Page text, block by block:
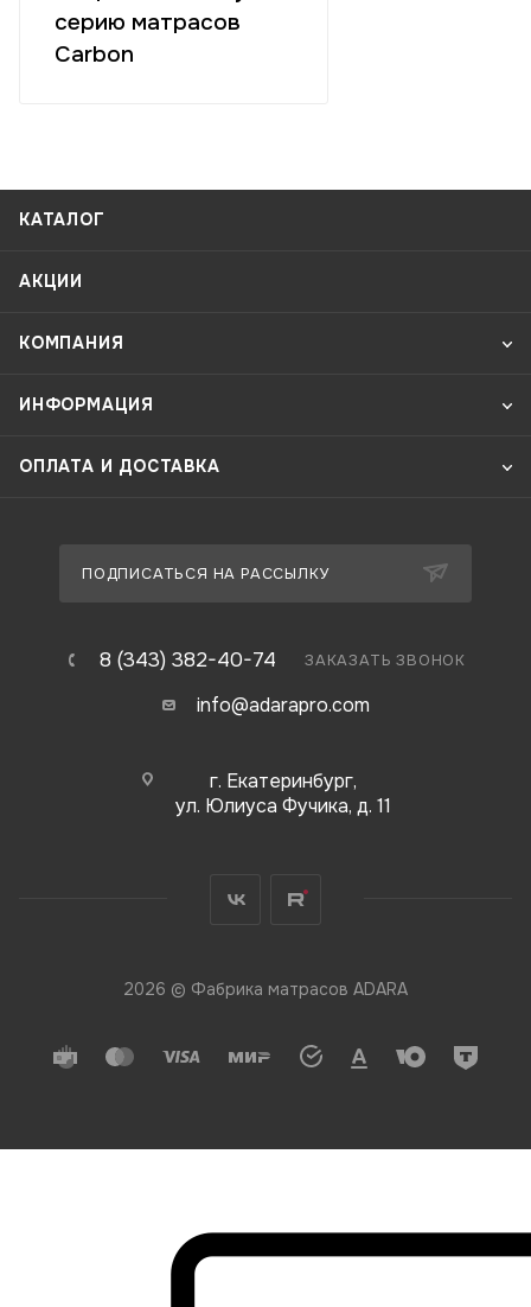
серию матрасов
Carbon
КАТАЛОГ
АКЦИИ
КОМПАНИЯ
ИНФОРМАЦИЯ
ОПЛАТА И ДОСТАВКА
ПОДПИСАТЬСЯ НА РАССЫЛКУ
8 (343) 382-40-74 ЗАКАЗАТЬ ЗВОНОК
info@adarapro.com
г. Екатеринбург,
ул. Юлиуса Фучика, д. 11
2026 © Фабрика матрасов ADARA